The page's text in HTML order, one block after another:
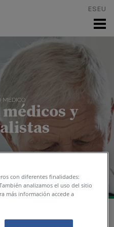
ESEU
MÉDICO
y
una de sus especialidades, y
con diferentes finalidades:
analizamos el uso del sitio
más información accede a